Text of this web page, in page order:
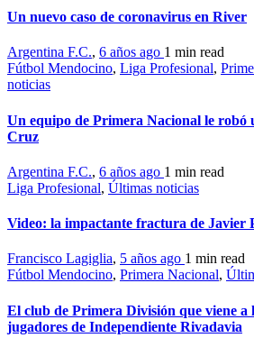
Un nuevo caso de coronavirus en River
Argentina F.C., 6 años ago 1 min read
Fútbol Mendocino, Liga Profesional,
noticias
Un equipo de Primera Nacional le robó
Cruz
Argentina F.C., 6 años ago 1 min read
Liga Profesional, Últimas noticias
Video: la impactante fractura de Javier
Francisco Lagiglia, 5 años ago 1 min read
Fútbol Mendocino, Primera Nacional,
El club de Primera División que viene a
jugadores de Independiente Rivadavia